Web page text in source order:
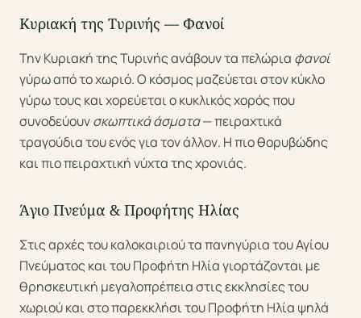
Κυριακή της Τυρινής — Φανοί
Την Κυριακή της Τυρινής ανάβουν τα πελώρια φανοί
γύρω από το χωριό. Ο κόσμος μαζεύεται στον κύκλο
γύρω τους και χορεύεται ο κυκλικός χορός που
συνοδεύουνσκωπτικά άσματα— πειραχτικά
τραγούδια του ενός για τον άλλον. Η πιο θορυβώδης
και πιο πειραχτική νύχτα της χρονιάς.
Άγιο Πνεύμα & Προφήτης Ηλίας
Στις αρχές του καλοκαιριού τα πανηγύρια του Αγίου
Πνεύματος και του Προφήτη Ηλία γιορτάζονται με
θρησκευτική μεγαλοπρέπεια στις εκκλησίες του
χωριού και στο παρεκκλήσι του Προφήτη Ηλία ψηλά